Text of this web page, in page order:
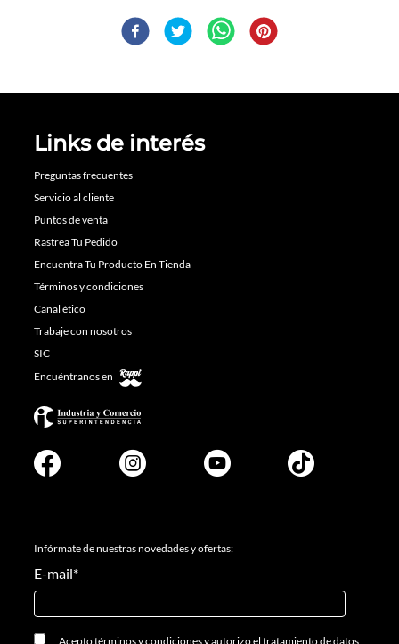
Links de interés
Preguntas frecuentes
Servicio al cliente
Puntos de venta
Rastrea Tu Pedido
Encuentra Tu Producto En Tienda
Términos y condiciones
Canal ético
Trabaje con nosotros
SIC
Encuéntranos en
Infórmate de nuestras novedades y ofertas:
E-mail*
Aceptotérminos y condicionesyautorizo el tratamiento de datos